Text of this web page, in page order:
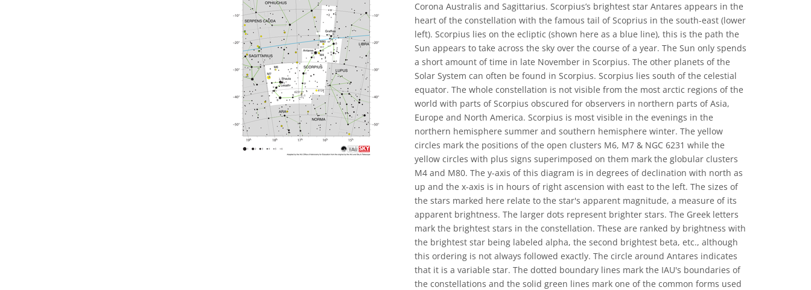
Corona Australis and Sagittarius. Scorpius’s brightest star Antares appears in the
heart of the constellation with the famous tail of Scoprius in the south-east (lower
left). Scorpius lies on the ecliptic (shown here as a blue line), this is the path the
Sun appears to take across the sky over the course of a year. The Sun only spends
a short amount of time in late November in Scorpius. The other planets of the
Solar System can often be found in Scorpius. Scorpius lies south of the celestial
equator. The whole constellation is not visible from the most arctic regions of the
world with parts of Scorpius obscured for observers in northern parts of Asia,
Europe and North America. Scorpius is most visible in the evenings in the
northern hemisphere summer and southern hemisphere winter. The yellow
circles mark the positions of the open clusters M6, M7 & NGC 6231 while the
yellow circles with plus signs superimposed on them mark the globular clusters
M4 and M80. The y-axis of this diagram is in degrees of declination with north as
up and the x-axis is in hours of right ascension with east to the left. The sizes of
the stars marked here relate to the star's apparent magnitude, a measure of its
apparent brightness. The larger dots represent brighter stars. The Greek letters
mark the brightest stars in the constellation. These are ranked by brightness with
the brightest star being labeled alpha, the second brightest beta, etc., although
this ordering is not always followed exactly. The circle around Antares indicates
that it is a variable star. The dotted boundary lines mark the IAU's boundaries of
the constellations and the solid green lines mark one of the common forms used